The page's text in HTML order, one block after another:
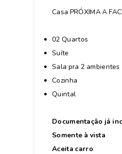
Casa PRÓXIMA A
02 Quartos
Suíte
Sala pra 2 ambientes
Cozinha
Quintal
Documentação já
Somente à vista
Aceita carro